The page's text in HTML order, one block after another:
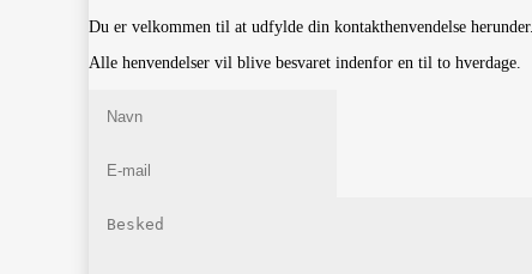
Du er velkommen til at udfylde din kontakthenvendelse herunder.
Alle henvendelser vil blive besvaret indenfor en til to hverdage.